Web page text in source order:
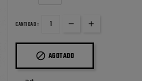
CANTIDAD :
 AGOTADO